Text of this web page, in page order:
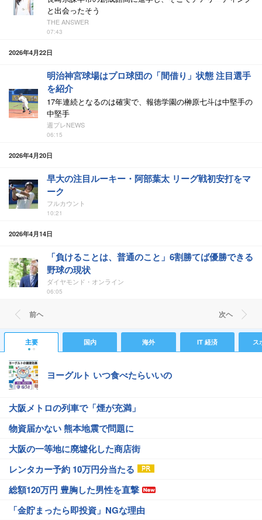
と出会ったそう
THE ANSWER
07:43
2026年4月22日
明治神宮球場はプロ球団の「間借り」状態 注目選手
を紹介
17年連続となるのは確実で、報徳学園の榊原七斗は中堅手の
中堅手
週プレNEWS
06:15
2026年4月20日
早大の注目ルーキー・阿部葉太 リーグ戦初安打をマ
ーク
フルカウント
10:21
2026年4月14日
「負けることは、普通のこと」6割勝てば優勝できる
野球の現状
ダイヤモンド・オンライン
06:05
前ヘ 次ヘ
主要 国内 海外 IT 経済 ス
ヨーグルト いつ食べたらいいの
大阪メトロの列車で「煙が充満」
物資届かない 熊本地震で問題に
大阪の一等地に廃墟化した商店街
レンタカー予約 10万円分当たる
総額120万円 豊胸した男性を直撃
「金貯まったら即投資」NGな理由